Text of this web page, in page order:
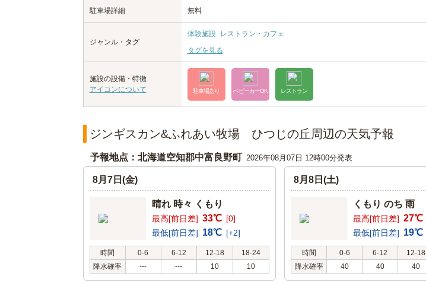
駐車場詳細 無料
ジャンル・タグ
体験施設
レストラン・カフェ
タグを見る
施設の設備・特徴
アイコンについて
駐車場あり ベビーカーOK レストラン
ジンギスカン&ふれあい牧場 ひつじの丘周辺の天気予報
予報地点：北海道空知郡中富良野町 2026年08月07日 12時00分発表
8月7日(金)
晴れ 時々 くもり
最高[前日差] 33℃ [0]
最低[前日差] 18℃ [+2]
時間 0-6 6-12 12-18
18-24
降水確率
--- --- 10 10
8月8日(土)
くもり のち 雨
最高[前日差] 27℃
最低[前日差] 19℃
時間 0-6 6-12 12-18
降水確率
40 40 40